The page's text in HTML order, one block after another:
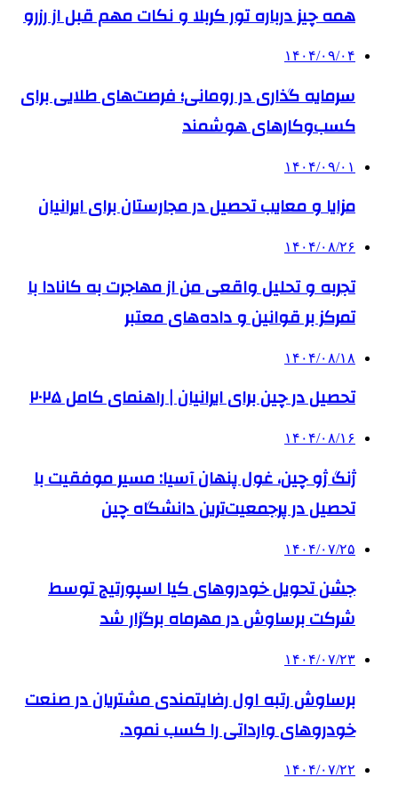
همه چیز درباره تور کربلا و نکات مهم قبل از رزرو
۱۴۰۴/۰۹/۰۴
سرمایه گذاری در رومانی؛ فرصت‌های طلایی برای
کسب‌وکارهای هوشمند
۱۴۰۴/۰۹/۰۱
مزایا و معایب تحصیل در مجارستان برای ایرانیان
۱۴۰۴/۰۸/۲۶
تجربه و تحلیل واقعی من از مهاجرت به کانادا با
تمرکز بر قوانین و داده‌های معتبر
۱۴۰۴/۰۸/۱۸
تحصیل در چین برای ایرانیان | راهنمای کامل ۲۰۲۵
۱۴۰۴/۰۸/۱۶
ژنگ ژو چین، غول پنهان آسیا: مسیر موفقیت با
تحصیل در پرجمعیت‌ترین دانشگاه چین
۱۴۰۴/۰۷/۲۵
جشن تحویل خودروهای کیا اسپورتیج توسط
شرکت برساوش در مهرماه برگزار شد
۱۴۰۴/۰۷/۲۳
برساوش رتبه اول رضایتمندی مشتریان در صنعت
خودروهای وارداتی را کسب نمود.
۱۴۰۴/۰۷/۲۲